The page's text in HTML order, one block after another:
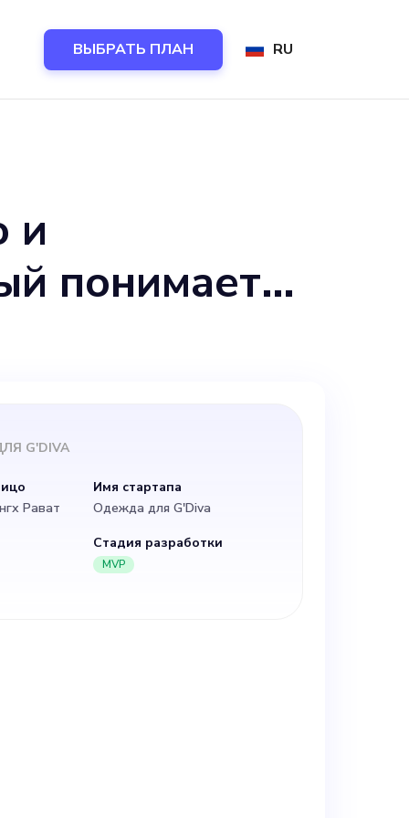
ВЫБРАТЬ ПЛАН RU
и
понимает
за
Apparel,
нашей
должен
прав и
опыт в
G'DIVA
Рават
Имя стартапа
Одежда для G'Diva
Стадия разработки
MVP